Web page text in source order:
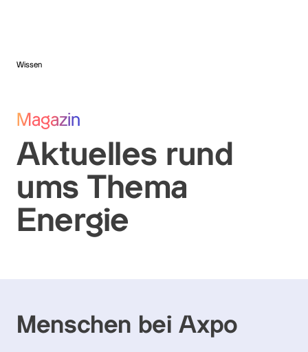
Wissen
Magazin
Aktuelles rund
ums Thema
Energie
Menschen bei Axpo